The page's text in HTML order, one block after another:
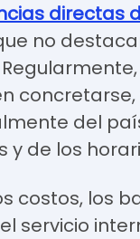
directas
no
del
y de los
costos, los
servicio